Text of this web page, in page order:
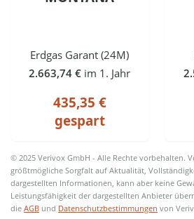
Erdgas Garant (24M)
2.663,74 € im 1. Jahr
435,35 €
gespart
© 2025 Verivox GmbH - Alle Rechte vorbehalten.
größtmögliche Sorgfalt auf Aktualität,
dargestellten Informationen, kann aber keine
Leistungsfähigkeit der dargestellten Anbieter
dieAGB und Datenschutzbestimmungen von